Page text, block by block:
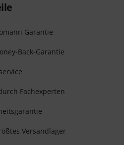
Garantie
Back-Garantie
Fachexperten
Versandlager